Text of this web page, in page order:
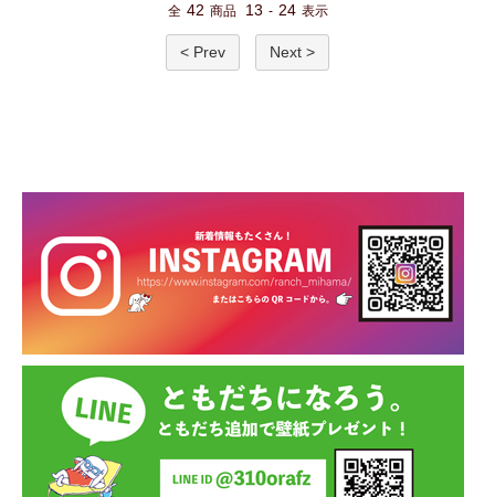
全 42 商品 13 - 24 表示
< Prev Next >